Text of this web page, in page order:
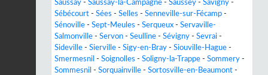
Saussay - Saussay-la-Campagne - Saussey - Savigny -
Sébécourt - Sées - Selles - Senneville-sur-Fécamp -
Sénoville - Sept-Meules - Serqueux - Servaville-
Salmonville - Servon - Seulline - Sévigny - Sevrai -
Sideville - Sierville - Sigy-en-Bray - Siouville-Hague -
Smermesnil - Soignolles - Soligny-la-Trappe - Sommery -
Sommesnil - Sorquainville - Sortosville-en-Beaumont -